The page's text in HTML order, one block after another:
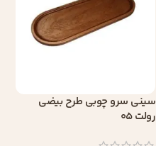
سینی سرو چوبی طرح بیضی
رولت 05